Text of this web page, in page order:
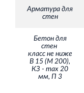
Арматура для
стен
Бетон для
стен
класс не ниже
В 15 (М 200),
КЗ - max 20
мм, П 3